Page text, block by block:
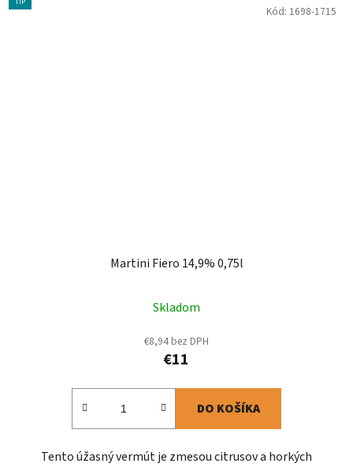
Martini Fiero 14,9% 0,75l
Skladom
€8,94 bez DPH
€11
DO KOŠÍKA
Tento úžasný vermút je zmesou citrusov a horkých
Kód: 1698-1715